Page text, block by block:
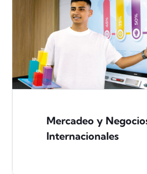
Mercadeo y
Internacionales